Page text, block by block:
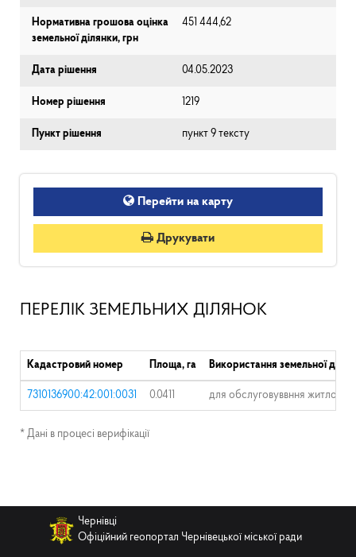
Нормативна грошова оцінка
земельної ділянки, грн
451 444,62
Дата рішення 04.05.2023
Номер рішення 1219
Пункт рішення пункт 9 тексту
Перейти на карту
Друкувати
ПЕРЕЛІК ЗЕМЕЛЬНИХ ДІЛЯНОК
Кадастровий номер Площа, га Використання земельної
7310136900:42:001:0031 0.0411 для обслуговуввння
* Дані в процесі верифікації
Чернівці
Офіційний геопортал Чернівецької міської ради